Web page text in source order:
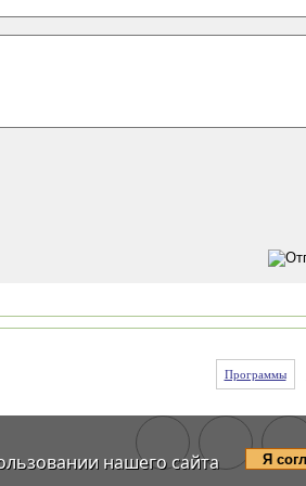
Программы
нашего сайта